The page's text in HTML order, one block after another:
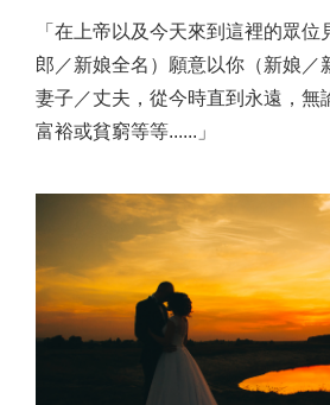
「在上帝以及今天來到這裡的眾
郎／新娘全名）願意以你（新娘／
妻子／丈夫，從今時直到永遠，無
富裕或貧窮等等......」